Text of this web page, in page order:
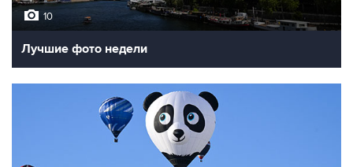
10
Лучшие фото недели